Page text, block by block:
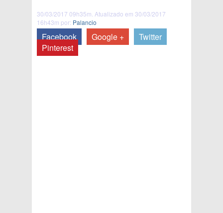
30/03/2017 09h35m. Atualizado em 30/03/2017
16h43m por: Palancio
Facebook Google +
Twitter
Pinterest